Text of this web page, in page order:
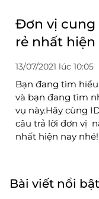
Đơn vị cung
rẻ nhất hiện
13/07/2021 lúc 10:05
Bạn đang tìm
và bạn đang tìm
vụ này.Hãy cùng
câu trả lời đơn vị
nhất hiện nay
Bài viết nổi bật